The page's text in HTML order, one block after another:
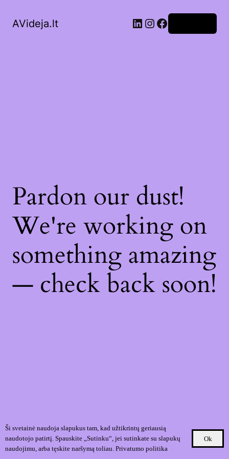
AVideja.lt LinkedIn
Instagram
Facebook
Pardon our dust!
We're working on
something amazing
— check back soon!
Ši svetainė naudoja slapukus tam, kad užtikrintų geriausią
naudotojo patirtį. Spauskite „Sutinku“, jei sutinkate su slapukų
naudojimu, arba tęskite naršymą toliau. Privatumo politika
Ok